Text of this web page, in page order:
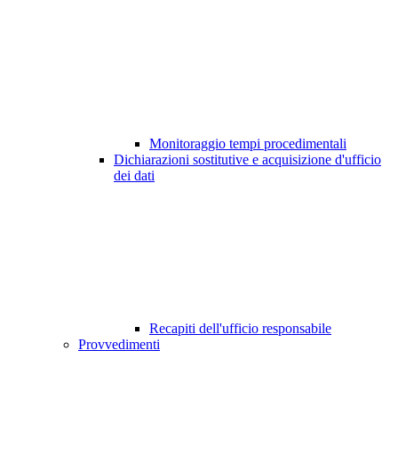
Monitoraggio tempi procedimentali
Dichiarazioni sostitutive e acquisizione d'ufficio
dei dati
Recapiti dell'ufficio responsabile
Provvedimenti